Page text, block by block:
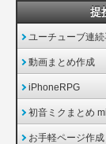
提
ユーチューブ連続
動画まとめ作成
iPhoneRPG
初音ミクまとめ
お手軽ページ作